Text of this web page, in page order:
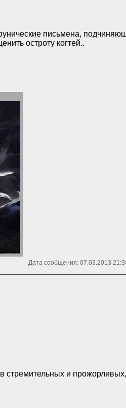
письмена,
остроту когтей..
Дата сообщения: 07.03.2013
стремительных и прожорливых,